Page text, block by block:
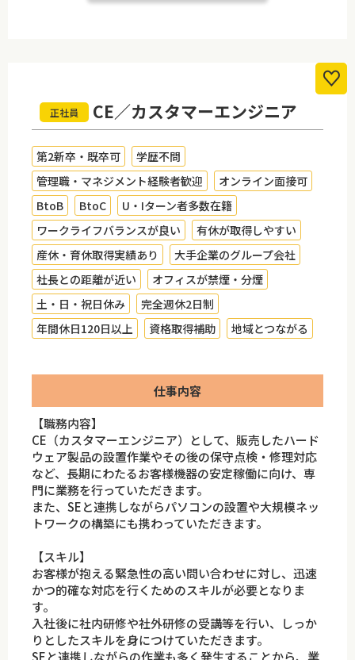
正社員 CE／カスタマーエンジニア
第2新卒・既卒可
学歴不問
管理職・マネジメント経験者歓迎
オンライン面接可
BtoB
BtoC
U・Iターン者多数在籍
ワークライフバランスが良い
有休が取得しやすい
産休・育休取得実績あり
大手企業のグループ会社
社長との距離が近い
オフィスが禁煙・分煙
土・日・祝日休み
完全週休2日制
年間休日120日以上
資格取得補助 地域とつながる
仕事内容
【職務内容】
CE（カスタマーエンジニア）として、販売したハード
ウェア製品の設置作業やその後の保守点検・修理対応
など、長期にわたるお客様機器の安定稼働に向け、専
門に業務を行っていただきます。
また、SEと連携しながらパソコンの設置や大規模ネッ
トワークの構築にも携わっていただきます。
【スキル】
お客様が抱える緊急性の高い問い合わせに対し、迅速
かつ的確な対応を行くためのスキルが必要となりま
す。
入社後に社内研修や社外研修の受講等を行い、しっか
りとしたスキルを身につけていただきます。
SEと連携しながらの作業も多く発生することから、業